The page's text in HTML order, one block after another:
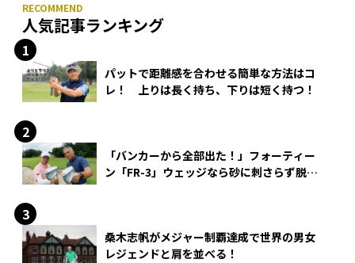
人気記事ランキング
パットで距離感を合わせる簡単な方法はコ
レ！ 上りは長く持ち、下りは短く持つ！
「バンカーから全部出た！」フォーティー
ン「FR-3」ウェッジなら砂に刺さらず脱出
桑木志帆がメジャー制覇達成で世界の男女
レジェンドと肩を並べる！